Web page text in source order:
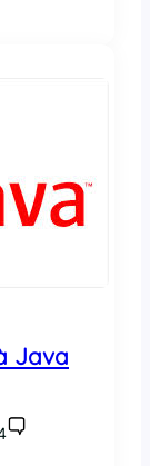
Java